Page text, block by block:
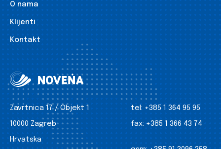
O nama
Klijenti
Kontakt
Zavrtnica 17 / Objekt 1
10000 Zagreb
Hrvatska
tel: +385 1 364 95 95
fax: +385 1 366 43 74